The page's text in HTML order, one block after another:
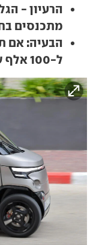
הרעיון -
מתכנסים
הבעיה: אם
ל-100 אלף שקל